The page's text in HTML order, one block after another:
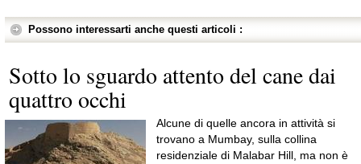
Possono interessarti anche questi articoli :
Sotto lo sguardo attento del cane dai
quattro occhi
Alcune di quelle ancora in attività si
trovano a Mumbay, sulla collina
residenziale di Malabar Hill, ma non è